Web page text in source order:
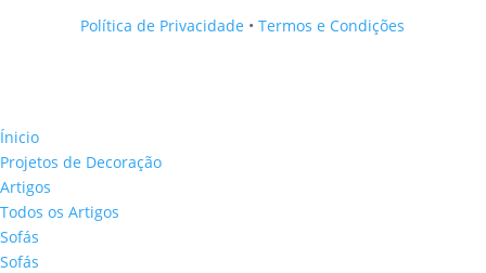
Política de Privacidade •Termos e Condições
Ínicio
Projetos de Decoração
Artigos
Todos os Artigos
Sofás
Sofás